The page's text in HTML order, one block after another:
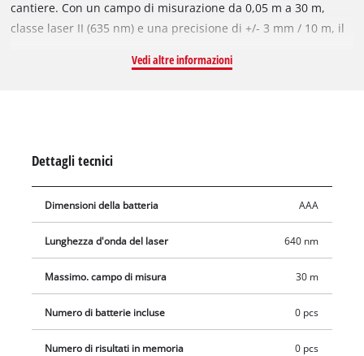
cantiere. Con un campo di misurazione da 0,05 m a 30 m,
classe laser II (635 nm) e una precisione di +/- 3 mm / 10 m, il
distanza, area e volume. Le misurazioni possono essere
funzionamento intuitivo, mentre le superfici Softgrip offrono
una presa sicura. Il laser può essere acceso separatamente e
lo spegnimento automatico dopo un minuto protegge le
da 1,5 V, che non sono incluse.
Vedi altre informazioni
Dettagli tecnici
Dimensioni della batteria AAA
Lunghezza d'onda del laser 640 nm
Massimo. campo di misura 30 m
Numero di batterie incluse 0 pcs
Numero di risultati in memoria 0 pcs